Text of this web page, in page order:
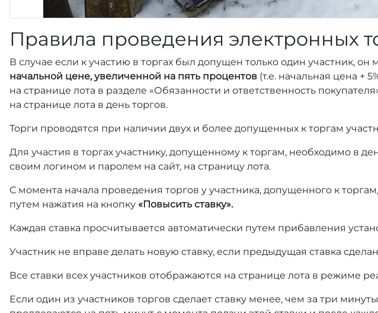
Правила проведения электронных
В случае если к участию в торгах был допущен только один участник,
начальной цене, увеличенной на пять процентов (т.е. начальная цена +
на странице лота в разделе «Обязанности и ответственность
на странице лота в день торгов.
Торги проводятся при наличии двух и более допущенных к торгам
Для участия в торгах участнику, допущенному к торгам, необходимо в
своим логином и паролем на сайт, на страницу лота.
С момента начала проведения торгов у участника, допущенного к
путем нажатия на кнопку «Повысить ставку».
Каждая ставка просчитывается автоматически путем прибавления
Участник не вправе делать новую ставку, если предыдущая ставка
Все ставки всех участников отображаются на странице лота в режиме
Если один из участников торгов сделает ставку менее, чем за три